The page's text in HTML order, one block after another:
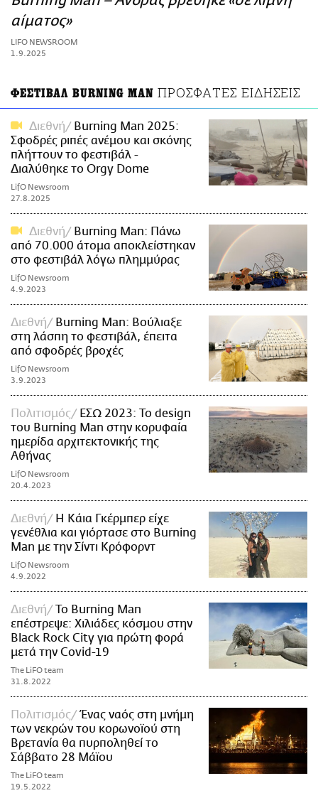
ΑΜΠΑ
PRINT
αίματος»
LIFO NEWSROOM
1.9.2025
ΦΕΣΤΙΒΑΛ BURNING MAN ΠΡΟΣΦΑΤΕΣ ΕΙΔΗΣΕΙΣ
Διεθνή
Burning Man 2025:
Σφοδρές ριπές ανέμου και σκόνης
πλήττουν το φεστιβάλ -
Διαλύθηκε το Orgy Dome
LifO Newsroom
27.8.2025
Διεθνή
Burning Man: Πάνω
από 70.000 άτομα αποκλείστηκαν
στο φεστιβάλ λόγω πλημμύρας
LifO Newsroom
4.9.2023
Διεθνή
Burning Man: Βούλιαξε
στη λάσπη το φεστιβάλ, έπειτα
από σφοδρές βροχές
LifO Newsroom
3.9.2023
Πολιτισμός
ΕΣΩ 2023: To design
του Burning Man στην κορυφαία
ημερίδα αρχιτεκτονικής της
Αθήνας
LifO Newsroom
20.4.2023
Διεθνή
Η Κάια Γκέρμπερ είχε
γενέθλια και γιόρτασε στο Burning
Man με την Σίντι Κρόφορντ
LifO Newsroom
4.9.2022
Διεθνή
Το Burning Man
επέστρεψε: Χιλιάδες κόσμου στην
Black Rock City για πρώτη φορά
μετά την Covid-19
The LiFO team
31.8.2022
Πολιτισμός
Ένας ναός στη μνήμη
των νεκρών του κορωνοϊού στη
Βρετανία θα πυρποληθεί το
Σάββατο 28 Μάϊου
The LiFO team
19.5.2022